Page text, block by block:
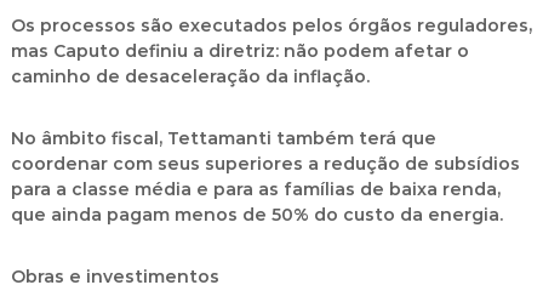
Os processos são executados pelos órgãos reguladores,
mas Caputo definiu a diretriz: não podem afetar o
caminho de desaceleração da inflação.
No âmbito fiscal, Tettamanti também terá que
coordenar com seus superiores a redução de subsídios
para a classe média e para as famílias de baixa renda,
que ainda pagam menos de 50% do custo da energia.
Obras e investimentos